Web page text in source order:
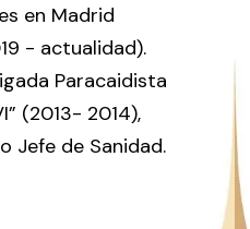
en Madrid
- actualidad).
Paracaidista
(2013- 2014),
Jefe de Sanidad.